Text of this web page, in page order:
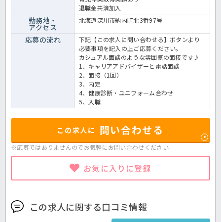
退職金共済加入
勤務地・
アクセス
北海道深川市納内町北3番97号
応募の流れ
下記【この求人に問い合わせる】ボタンより
必要事項を記入の上ご応募ください。
カジュアル面談のような雰囲気の面接です♪
1、キャリアアドバイザーと電話面談
2、面接（1回）
3、内定
4、健康診断・ユニフォーム合わせ
5、入職
この求人に 問い合わせる
※応募ではありませんのでお気軽にお問い合わせください
お気に入りに登録
この求人に関する口コミ情報